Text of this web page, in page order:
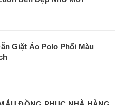
Giặt Áo Polo Phối Màu